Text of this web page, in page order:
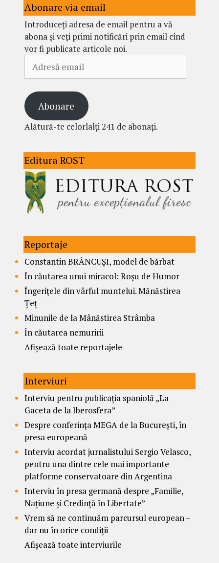
Abonare via email
Introduceți adresa de email pentru a vă
abona și veți primi notificări prin email cînd
vor fi publicate articole noi.
email
Abonare
Alătură-te celorlalți 241 de abonați.
Editura ROST
Reportaje
Constantin BRÂNCUȘI, model de bărbat
În căutarea unui miracol: Roșu de Humor
Îngerițele din vârful muntelui. Mănăstirea
Țeț
Minunile de la Mânăstirea Strâmba
În căutarea nemuririi
Afișează toate reportajele
Interviuri
Interviu pentru publicația spaniolă „La
Gaceta de la Iberosfera”
Despre conferința MEGA de la București, în
presa europeană
Interviu acordat jurnalistului Sergio Velasco,
pentru una dintre cele mai importante
platforme conservatoare din Argentina
Interviu în presa germană despre „Familie,
Națiune și Credință în Libertate”
Vrem să ne continuăm parcursul european –
dar nu în orice condiții
Afișează toate interviurile